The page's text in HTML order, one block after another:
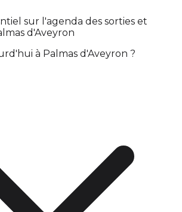
sur l'agenda des sorties et
d'Aveyron
à Palmas d'Aveyron ?